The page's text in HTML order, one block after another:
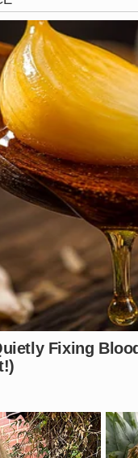
do dever de
o réu indefeso
um novo
do Brasil
contra o
SCnão havia
sobre os
amigos,
e as autoridades
recentes e
em tragédia.